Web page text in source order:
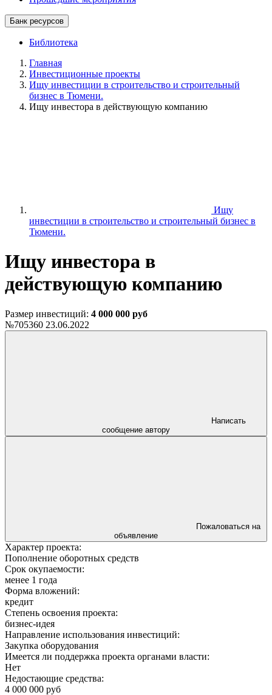
Банк ресурсов
Библиотека
Главная
Инвестиционные проекты
Ищу инвестиции в строительство и строительный
бизнес в Тюмени.
Ищу инвестора в действующую компанию
Ищу
инвестиции в строительство и строительный бизнес в
Тюмени.
Ищу инвестора в
действующую компанию
Размер инвестиций: 4 000 000 руб
№705360 23.06.2022
сообщение автору
объявление
Характер проекта:
Пополнение оборотных средств
Срок окупаемости:
менее 1 года
Форма вложений:
кредит
Степень освоения проекта:
бизнес-идея
Направление использования инвестиций:
Закупка оборудования
Имеется ли поддержка проекта органами власти:
Нет
Недостающие средства:
4 000 000 руб